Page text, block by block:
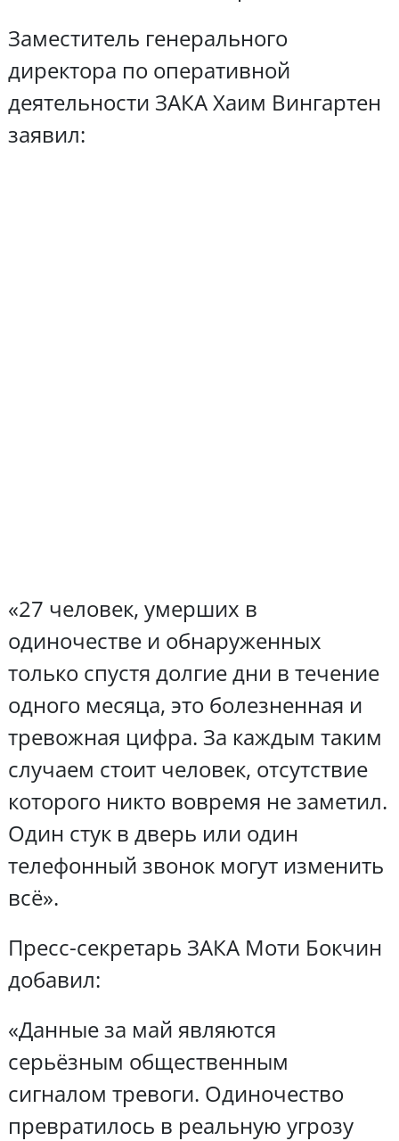
Заместитель генерального
директора по оперативной
деятельности ЗАКА Хаим Вингартен
заявил:
«27 человек, умерших в
одиночестве и обнаруженных
только спустя долгие дни в течение
одного месяца, это болезненная и
тревожная цифра. За каждым таким
случаем стоит человек, отсутствие
которого никто вовремя не заметил.
Один стук в дверь или один
телефонный звонок могут изменить
всё».
Пресс-секретарь ЗАКА Моти Бокчин
добавил:
«Данные за май являются
серьёзным общественным
сигналом тревоги. Одиночество
превратилось в реальную угрозу